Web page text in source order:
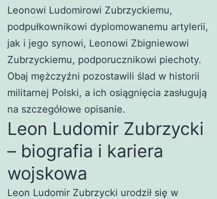
Leonowi Ludomirowi Zubrzyckiemu,
podpułkownikowi dyplomowanemu artylerii,
jak i jego synowi, Leonowi Zbigniewowi
Zubrzyckiemu, podporucznikowi piechoty.
Obaj mężczyźni pozostawili ślad w historii
militarnej Polski, a ich osiągnięcia zasługują
na szczegółowe opisanie.
Leon Ludomir Zubrzycki
– biografia i kariera
wojskowa
Leon Ludomir Zubrzycki urodził się w